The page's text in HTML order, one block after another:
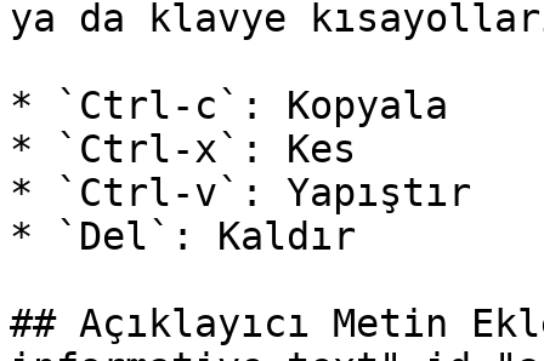
ya da klavye
* `Ctrl-c`: Kopyala
* `Ctrl-x`: Kes
* `Ctrl-v`: Yapıştır
* `Del`: Kaldır
## Açıklayıcı Metin